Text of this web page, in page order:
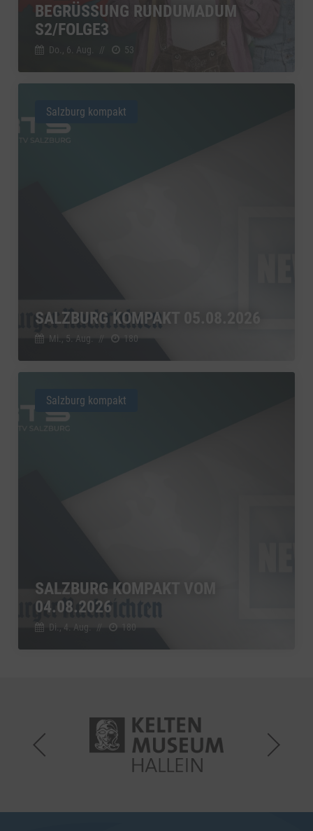
BEGRÜSSUNG RUNDUMADUM S
2/FOLGE3
Do., 6. Aug. // 53
SALZBURG KOMPAKT 05.08.2026
Mi., 5. Aug. // 180
Salzburg kompakt
SALZBURG KOMPAKT VOM
04.08.2026
Di., 4. Aug. // 180
Salzburg kompakt